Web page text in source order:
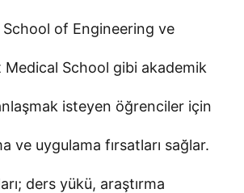
School of Engineering ve
School gibi akademik
isteyen öğrenciler için
ve uygulama fırsatları sağlar.
ders yükü, araştırma